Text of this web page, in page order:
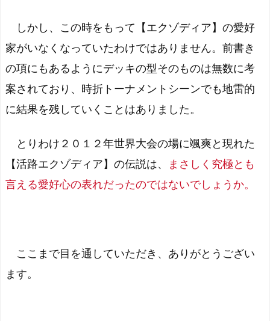
しかし、この時をもって【エクゾディア】の愛好
家がいなくなっていたわけではありません。前書き
の項にもあるようにデッキの型そのものは無数に考
案されており、時折トーナメントシーンでも地雷的
に結果を残していくことはありました。
とりわけ２０１２年世界大会の場に颯爽と現れた
【活路エクゾディア】の伝説は、
まさしく究極とも
言える愛好心の表れだったのではないでしょうか。
ここまで目を通していただき、ありがとうござい
ます。